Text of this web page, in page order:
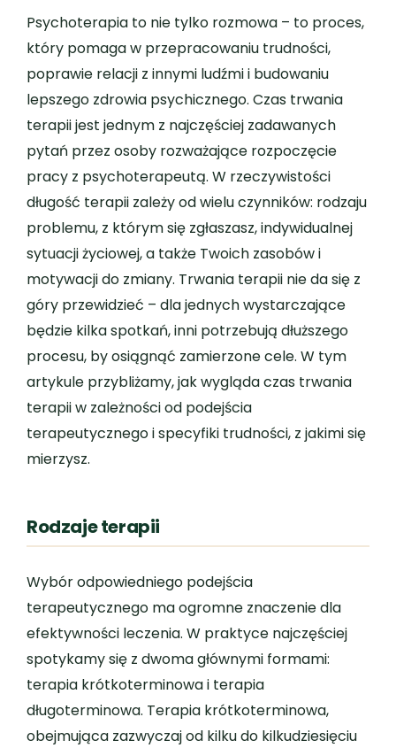
Psychoterapia to nie tylko rozmowa – to proces,
który pomaga w przepracowaniu trudności,
poprawie relacji z innymi ludźmi i budowaniu
lepszego zdrowia psychicznego. Czas trwania
terapii jest jednym z najczęściej zadawanych
pytań przez osoby rozważające rozpoczęcie
pracy z psychoterapeutą. W rzeczywistości
długość terapii zależy od wielu czynników: rodzaju
problemu, z którym się zgłaszasz, indywidualnej
sytuacji życiowej, a także Twoich zasobów i
motywacji do zmiany. Trwania terapii nie da się z
góry przewidzieć – dla jednych wystarczające
będzie kilka spotkań, inni potrzebują dłuższego
procesu, by osiągnąć zamierzone cele. W tym
artykule przybliżamy, jak wygląda czas trwania
terapii w zależności od podejścia
terapeutycznego i specyfiki trudności, z jakimi się
mierzysz.
Rodzaje terapii
Wybór odpowiedniego podejścia
terapeutycznego ma ogromne znaczenie dla
efektywności leczenia. W praktyce najczęściej
spotykamy się z dwoma głównymi formami:
terapia krótkoterminowa i terapia
długoterminowa. Terapia krótkoterminowa,
obejmująca zazwyczaj od kilku do kilkudziesięciu